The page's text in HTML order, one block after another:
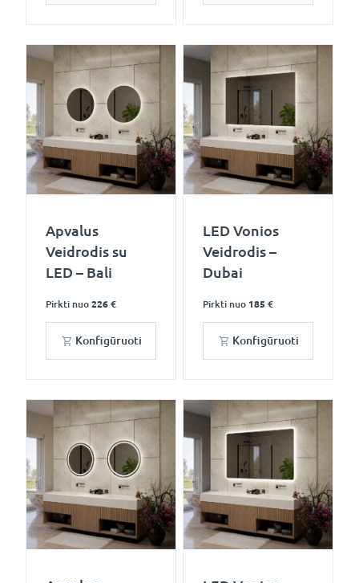
Apvalus
Veidrodis su
LED – Bali
Pirkti nuo 226 €
Konfigūruoti
LED Vonios
Veidrodis –
Dubai
Pirkti nuo 185 €
Konfigūruoti